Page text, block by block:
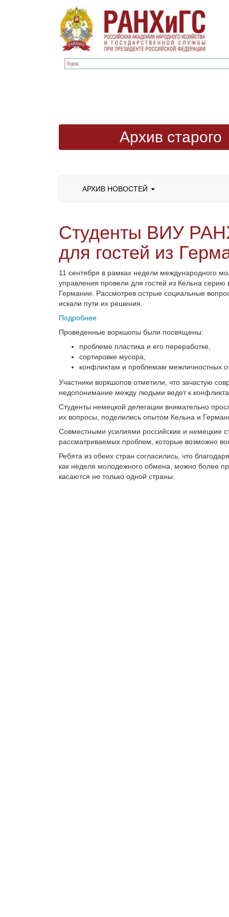
Архив старого
АРХИВ НОВОСТЕЙ
Студенты ВИУ
для гостей из
11 сентября в рамках недели международного
управления провели для гостей из Кельна
Германии. Рассмотрев острые социальные
искали пути их решения.
Подробнее
Проведенные воркшопы были посвящены:
проблеме пластика и его переработке,
сортировке мусора,
конфликтам и проблемам межличностных
Участники воркшопов отметили, что зачастую
недопонимание между людьми ведет к
Студенты немецкой делегации внимательно
их вопросы, поделились опытом Кельна и
Совместными усилиями российские и немецкие
рассматриваемых проблем, которые возможно
Ребята из обеих стран согласились, что
как неделя молодежного обмена, можно более
касаются не только одной страны.